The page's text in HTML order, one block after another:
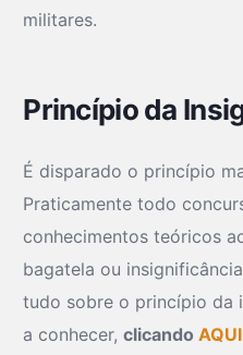
militares.
Princípio da
É disparado o princípio
Praticamente todo
conhecimentos teóricos
bagatela ou
tudo sobre o princípio da
a conhecer,clicandoAQUI